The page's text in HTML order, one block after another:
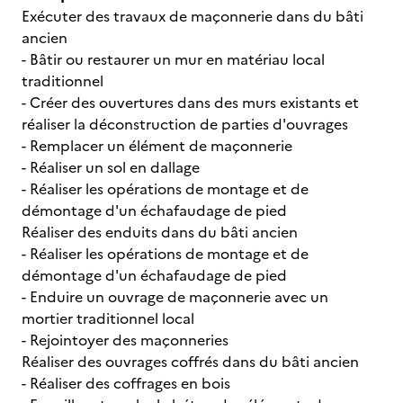
Exécuter des travaux de maçonnerie dans du bâti
ancien
- Bâtir ou restaurer un mur en matériau local
traditionnel
- Créer des ouvertures dans des murs existants et
réaliser la déconstruction de parties d'ouvrages
- Remplacer un élément de maçonnerie
- Réaliser un sol en dallage
- Réaliser les opérations de montage et de
démontage d'un échafaudage de pied
Réaliser des enduits dans du bâti ancien
- Réaliser les opérations de montage et de
démontage d'un échafaudage de pied
- Enduire un ouvrage de maçonnerie avec un
mortier traditionnel local
- Rejointoyer des maçonneries
Réaliser des ouvrages coffrés dans du bâti ancien
- Réaliser des coffrages en bois